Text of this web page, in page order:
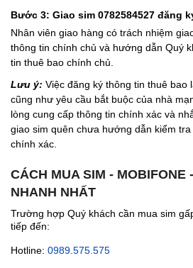
Bước 3: Giao sim 0782584527 đăng
Nhân viên giao hàng có trách nhiệm
thông tin chính chủ và hướng dẫn Quý
tin thuê bao chính chủ.
Lưu ý: Việc đăng ký thông tin thuê bao
cũng như yêu cầu bắt buộc của nhà
lòng cung cấp thông tin chính xác và
giao sim quên chưa hướng dẫn kiểm
chính xác.
CÁCH MUA SIM - MOBIFONE -
NHANH NHẤT
Trường hợp Quý khách cần mua sim
tiếp đến:
Hotline: 0989.575.575